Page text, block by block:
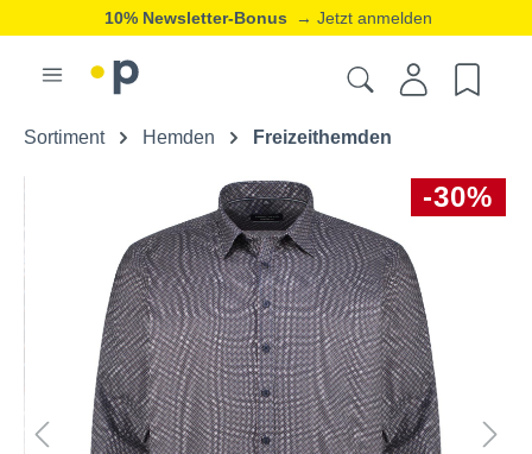
10% Newsletter-Bonus → Jetzt anmelden
Sortiment Hemden Freizeithemden
-30%